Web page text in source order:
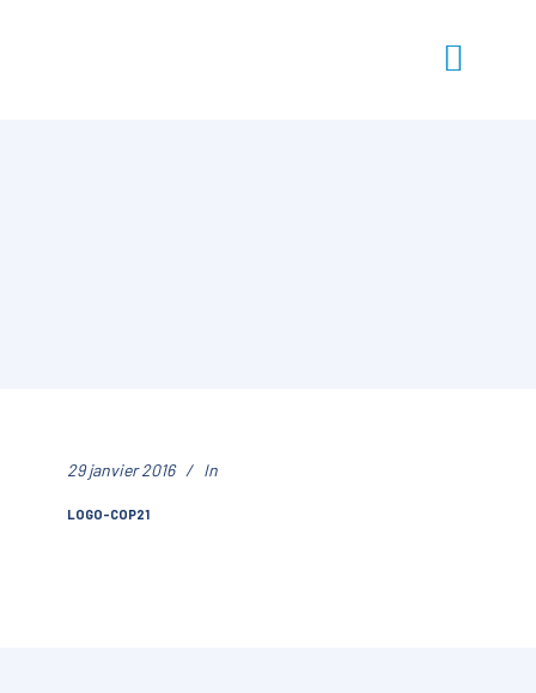
29 janvier 2016 In
LOGO-COP21